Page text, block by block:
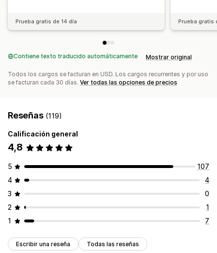
Prueba gratis de 14 día Prueba gratis
Contiene texto traducido automáticamente Mostrar original
Todos los cargos se facturan en USD. Los cargos recurrentes y por uso
se facturan cada 30 días. Ver todas las opciones de precios
Reseñas (119)
Calificación general
4,8
5
107
4
4
3
0
2
1
1
7
Escribir una reseña Todas las reseñas